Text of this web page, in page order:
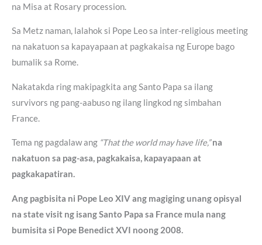
na Misa at Rosary procession.
Sa Metz naman, lalahok si Pope Leo sa inter-religious meeting
na nakatuon sa kapayapaan at pagkakaisa ng Europe bago
bumalik sa Rome.
Nakatakda ring makipagkita ang Santo Papa sa ilang
survivors ng pang-aabuso ng ilang lingkod ng simbahan
France.
Tema ng pagdalaw ang “That the world may have life,”na
nakatuon sa pag-asa, pagkakaisa, kapayapaan at
pagkakapatiran.
Ang pagbisita ni Pope Leo XIV ang magiging unang opisyal
na state visit ng isang Santo Papa sa France mula nang
bumisita si Pope Benedict XVI noong 2008.